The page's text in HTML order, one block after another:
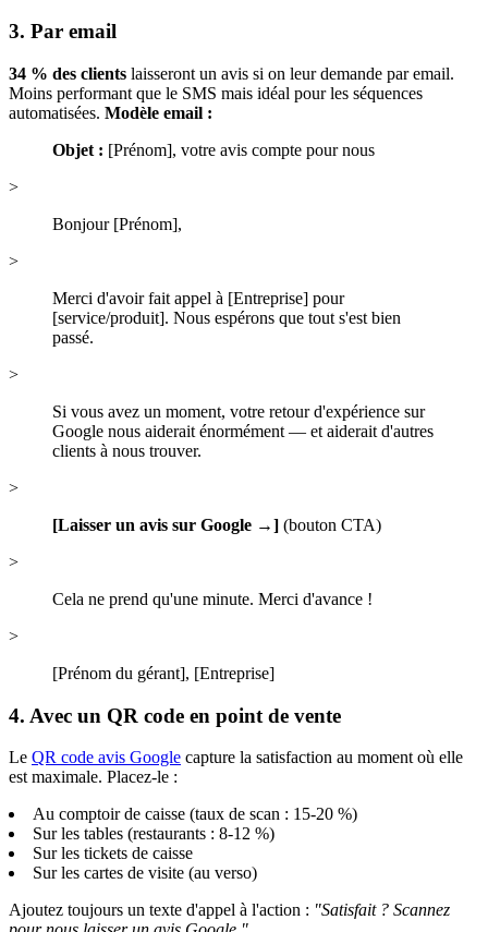
3. Par email
34 % des clients laisseront un avis si on leur demande par email.
Moins performant que le SMS mais idéal pour les séquences
automatisées. Modèle email :
Objet : [Prénom], votre avis compte pour nous
>
Bonjour [Prénom],
>
Merci d'avoir fait appel à [Entreprise] pour
[service/produit]. Nous espérons que tout s'est bien
passé.
>
Si vous avez un moment, votre retour d'expérience sur
Google nous aiderait énormément — et aiderait d'autres
clients à nous trouver.
>
[Laisser un avis sur Google →] (bouton CTA)
>
Cela ne prend qu'une minute. Merci d'avance !
>
[Prénom du gérant], [Entreprise]
4. Avec un QR code en point de vente
Le QR code avis Google capture la satisfaction au moment où elle
est maximale. Placez-le :
Au comptoir de caisse (taux de scan : 15-20 %)
Sur les tables (restaurants : 8-12 %)
Sur les tickets de caisse
Sur les cartes de visite (au verso)
Ajoutez toujours un texte d'appel à l'action : "Satisfait ? Scannez